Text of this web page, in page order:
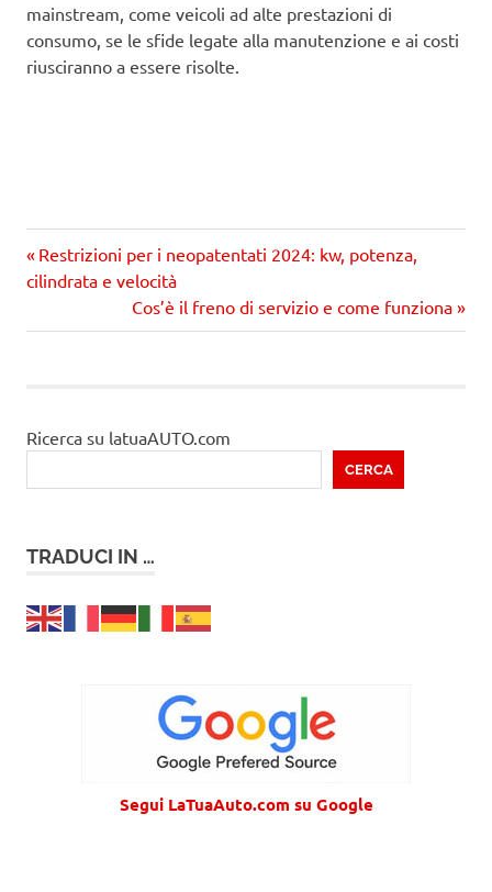
mainstream, come veicoli ad alte prestazioni di
consumo, se le sfide legate alla manutenzione e ai costi
riusciranno a essere risolte.
Navigazione
Precedente
articolo:
Restrizioni per i neopatentati 2024: kw, potenza,
cilindrata e velocità
Prossimo
articolo
Cos’è il freno di servizio e come funziona
Ricerca su latuaAUTO.com
CERCA
TRADUCI IN …
Segui LaTuaAuto.com su Google